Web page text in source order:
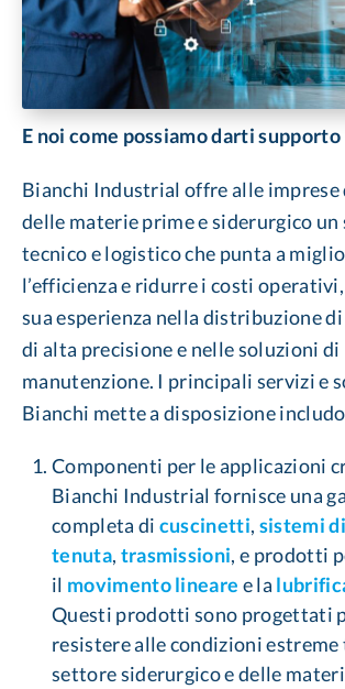
E noi come possiamo darti supporto
Bianchi Industrial offre alle imprese
delle materie prime e siderurgico
tecnico e logistico che punta a
l’efficienza e ridurre i costi
sua esperienza nella distribuzione
di alta precisione e nelle soluzioni di
manutenzione. I principali servizi e
Bianchi mette a disposizione
Componenti per le applicazioni
Bianchi Industrial fornisce una
completa di cuscinetti, sistemi di
tenuta, trasmissioni, e prodotti
il movimento lineare e la
Questi prodotti sono progettati
resistere alle condizioni estreme
settore siderurgico e delle